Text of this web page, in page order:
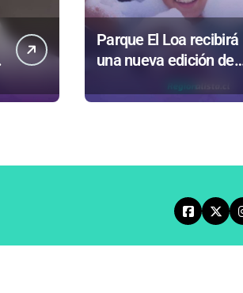
Parque El Loa recibirá
una nueva edición de
“Kuy Kuy” para celebrar
el Día del Niño